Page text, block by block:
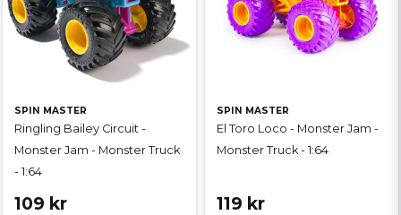
SPIN MASTER
Ringling Bailey Circuit -
Monster Jam - Monster Truck
- 1:64
109 kr
SPIN MASTER
El Toro Loco - Monster Jam -
Monster Truck - 1:64
119 kr